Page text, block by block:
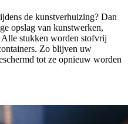
de kunstverhuizing? Dan
opslag van kunstwerken,
Alle stukken worden stofvrij
Zo blijven uw
tot ze opnieuw worden